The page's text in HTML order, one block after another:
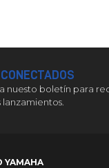
nuesto boletín para
YAMAHA